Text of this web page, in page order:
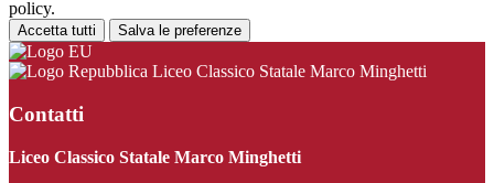
policy.
Accetta tutti Salva le preferenze
Liceo Classico Statale Marco Minghetti
Contatti
Liceo Classico Statale Marco Minghetti